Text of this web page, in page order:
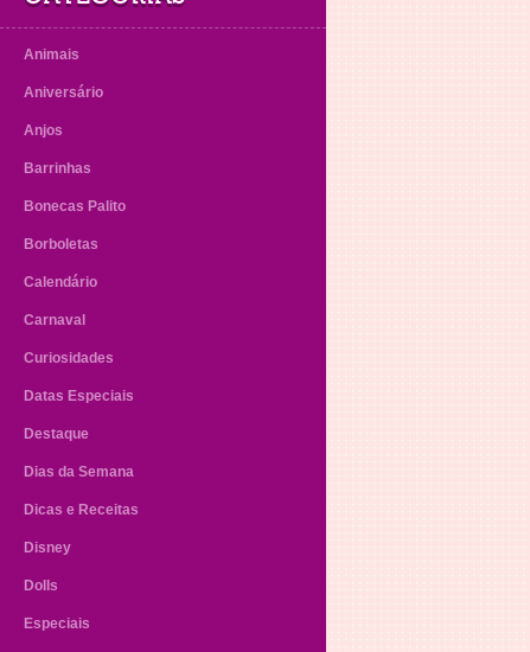
Animais
Aniversário
Anjos
Barrinhas
Bonecas Palito
Borboletas
Calendário
Carnaval
Curiosidades
Datas Especiais
Destaque
Dias da Semana
Dicas e Receitas
Disney
Dolls
Especiais